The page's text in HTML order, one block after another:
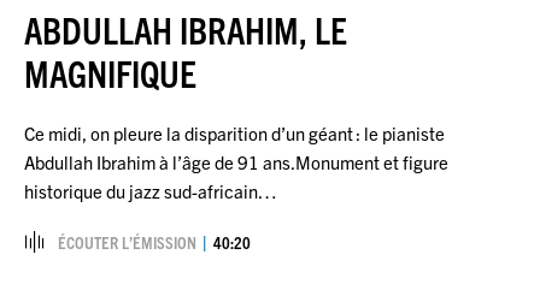
ABDULLAH IBRAHIM, LE
MAGNIFIQUE
Ce midi, on pleure la disparition d’un géant : le pianiste
Abdullah Ibrahim à l’âge de 91 ans.Monument et figure
historique du jazz sud-africain…
ÉCOUTER L’ÉMISSION 40:20